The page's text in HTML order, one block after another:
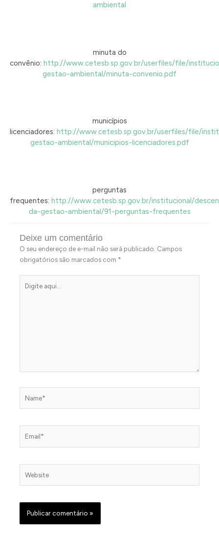
ambiental
minuta do
convênio: http://www.cetesb.sp.gov.br/userfiles/file/
gestao-ambiental/minuta-convenio.pdf
municípios
licenciadores: http://www.cetesb.sp.gov.br/userfiles/file/
gestao-ambiental/municipios-licenciadores.pdf
perguntas
frequentes: http://www.cetesb.sp.gov.br/institucional/
da-gestao-ambiental/91-perguntas-frequentes
Deixe um comentário
O seu endereço de e-mail não será publicado. Campos
obrigatórios são marcados com *
aqui...